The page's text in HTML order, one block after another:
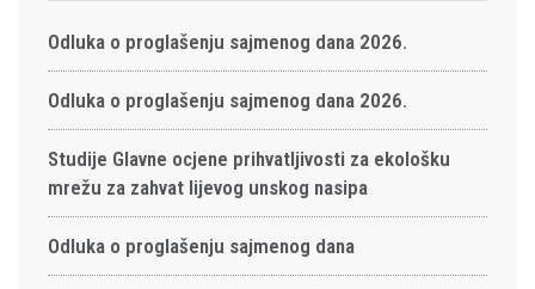
Odluka o proglašenju sajmenog dana 2026.
Odluka o proglašenju sajmenog dana 2026.
Studije Glavne ocjene prihvatljivosti za ekološku
mrežu za zahvat lijevog unskog nasipa
Odluka o proglašenju sajmenog dana